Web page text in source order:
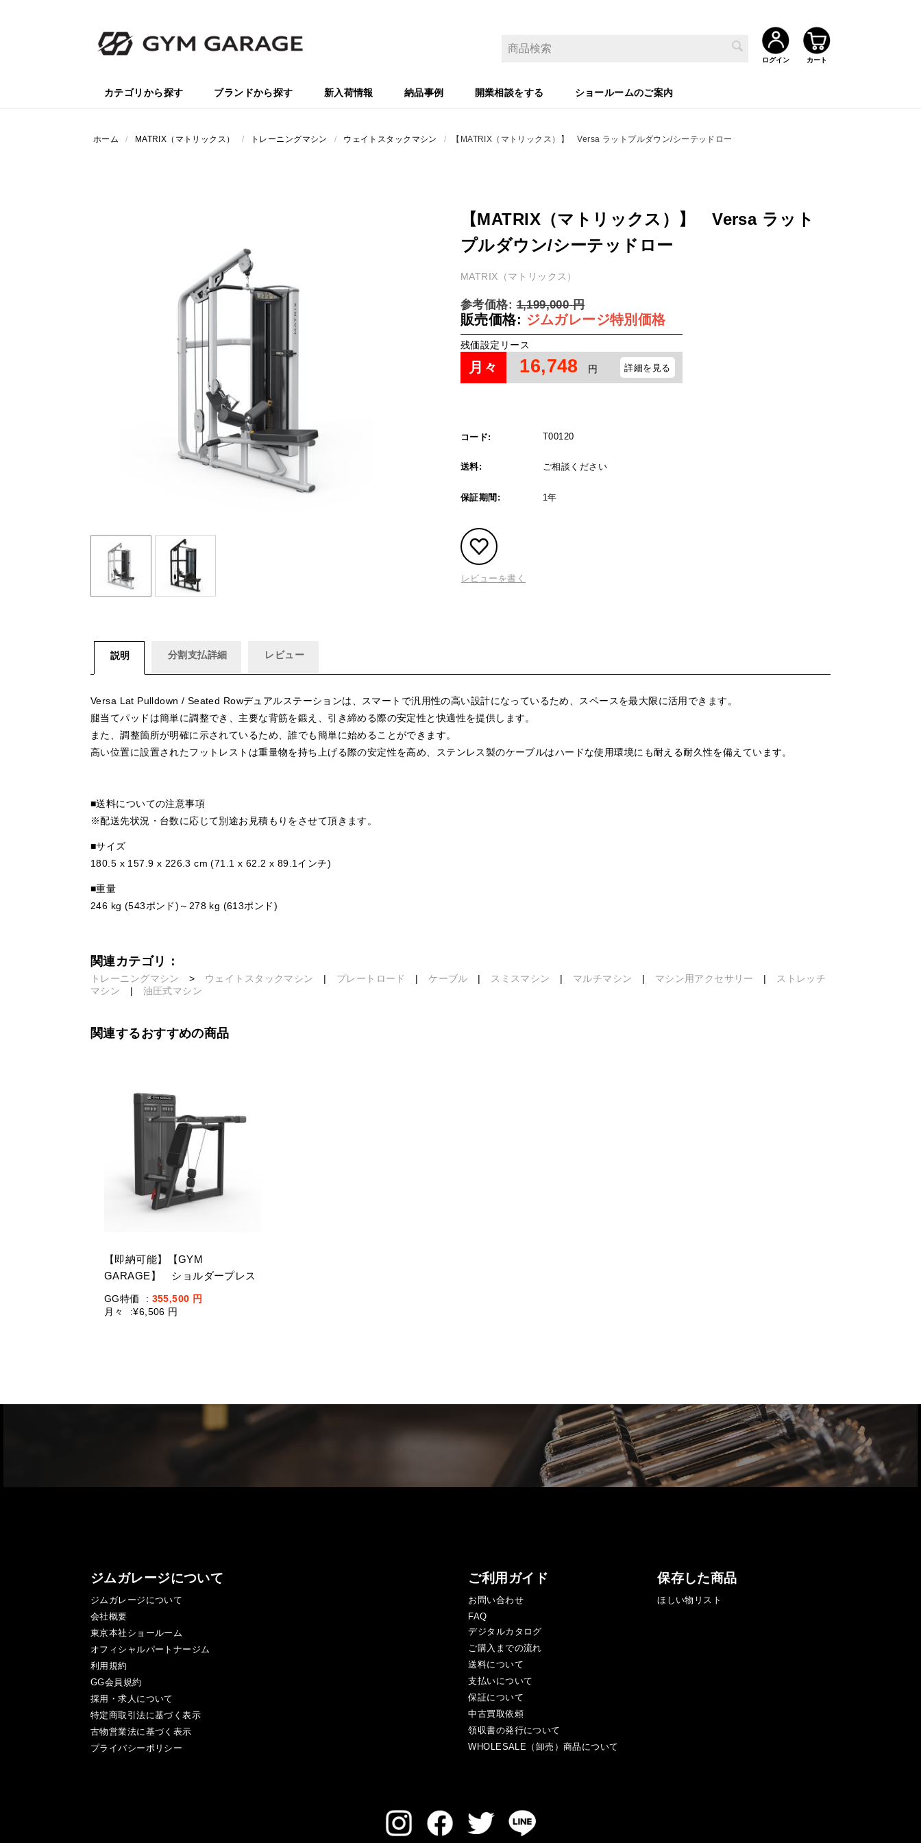
カテゴリから探す ブランドから探す 新入荷情報 納品事例 開業相談をする ショールームのご案内
ホーム / MATRIX（マトリックス） / トレーニングマシン / ウェイトスタックマシン / 【MATRIX（マトリックス）】 Versa ラットプルダウン/シーテッドロー
【MATRIX（マトリックス）】 Versa ラット
プルダウン/シーテッドロー
MATRIX（マトリックス）
参考価格: 1,199,000 円
販売価格: ジムガレージ特別価格
残価設定リース
月々 16,748 円 詳細を見る
コード: T00120
送料: ご相談ください
保証期間: 1年
レビューを書く
説明 分割支払詳細 レビュー
Versa Lat Pulldown / Seated Rowデュアルステーションは、スマートで汎用性の高い設計になっているため、スペースを最大限に活用できます。
腿当てパッドは簡単に調整でき、主要な背筋を鍛え、引き締める際の安定性と快適性を提供します。
また、調整箇所が明確に示されているため、誰でも簡単に始めることができます。
高い位置に設置されたフットレストは重量物を持ち上げる際の安定性を高め、ステンレス製のケーブルはハードな使用環境にも耐える耐久性を備えています。
■送料についての注意事項
※配送先状況・台数に応じて別途お見積もりをさせて頂きます。
■サイズ
180.5 x 157.9 x 226.3 cm (71.1 x 62.2 x 89.1インチ)
■重量
246 kg (543ポンド)～278 kg (613ポンド)
関連カテゴリ：
トレーニングマシン > ウェイトスタックマシン | プレートロード |ケーブル | スミスマシン | マルチマシン | マシン用アクセサリー |
ストレッチ
マシン | 油圧式マシン
関連するおすすめの商品
【即納可能】【GYM
GARAGE】 ショルダープレス
GG-C12003-H2(ウェイトスタッ
ク重量109kg)
GG特価 : 355,500 円
月々
:¥6,506 円
ジムガレージについて
ジムガレージについて
会社概要
東京本社ショールーム
オフィシャルパートナージム
利用規約
GG会員規約
採用・求人について
特定商取引法に基づく表示
古物営業法に基づく表示
プライバシーポリシー
ご利用ガイド
お問い合わせ
FAQ
デジタルカタログ
ご購入までの流れ
送料について
支払いについて
保証について
中古買取依頼
領収書の発行について
WHOLESALE（卸売）商品について
保存した商品
ほしい物リスト